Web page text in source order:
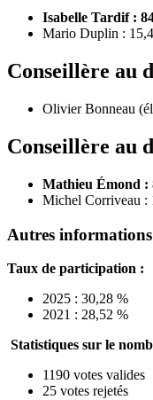
Isabelle Tardif :
Mario Duplin :
Conseillère au
Olivier Bonneau
Conseillère au
Mathieu Émond :
Michel Corriveau :
Autres informations
Taux de participation :
2025 : 30,28 %
2021 : 28,52 %
Statistiques sur le
1190 votes valides
25 votes rejetés